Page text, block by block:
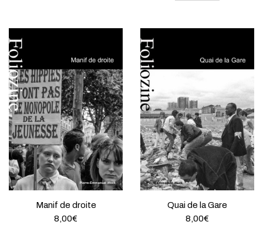
Manif de droite
8,00€
Quai de la Gare
8,00€